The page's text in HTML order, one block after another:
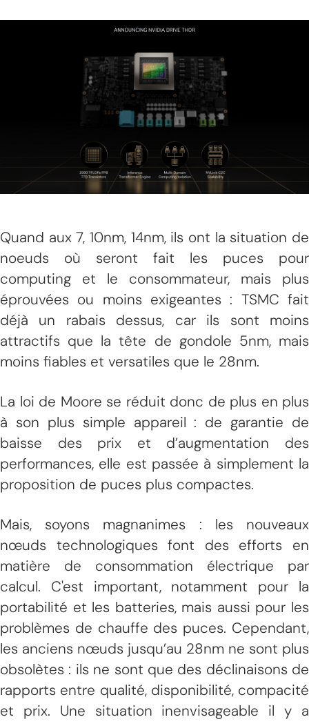
Quand aux 7, 10nm, 14nm, ils ont la situation de
noeuds où seront fait les puces pour
computing et le consommateur, mais plus
éprouvées ou moins exigeantes : TSMC fait
déjà un rabais dessus, car ils sont moins
attractifs que la tête de gondole 5nm, mais
moins fiables et versatiles que le 28nm.
La loi de Moore se réduit donc de plus en plus
à son plus simple appareil : de garantie de
baisse des prix et d’augmentation des
performances, elle est passée à simplement la
proposition de puces plus compactes.
Mais, soyons magnanimes : les nouveaux
nœuds technologiques font des efforts en
matière de consommation électrique par
calcul. C'est important, notamment pour la
portabilité et les batteries, mais aussi pour les
problèmes de chauffe des puces. Cependant,
les anciens nœuds jusqu’au 28nm ne sont plus
obsolètes : ils ne sont que des déclinaisons de
rapports entre qualité, disponibilité, compacité
et prix. Une situation inenvisageable il y a